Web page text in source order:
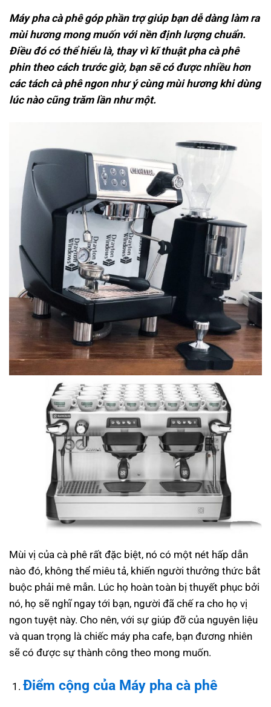
Máy pha cà phê góp phần trợ giúp bạn dễ dàng làm ra
mùi hương mong muốn với nền định lượng chuẩn.
Điều đó có thể hiểu là, thay vì kĩ thuật pha cà phê
phin theo cách trước giờ, bạn sẽ có được nhiều hơn
các tách cà phê ngon như ý cùng mùi hương khi dùng
lúc nào cũng trăm lần như một.
Mùi vị của cà phê rất đặc biệt, nó có một nét hấp dẫn
nào đó, không thể miêu tả, khiến người thưởng thức bắt
buộc phải mê mẫn. Lúc họ hoàn toàn bị thuyết phục bởi
nó, họ sẽ nghĩ ngay tới bạn, người đã chế ra cho họ vị
ngon tuyệt này. Cho nên, với sự giúp đỡ của nguyên liệu
và quan trọng là chiếc máy pha cafe, bạn đương nhiên
sẽ có được sự thành công theo mong muốn.
Điểm cộng của Máy pha cà phê